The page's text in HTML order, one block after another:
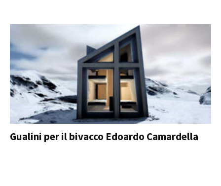
Gualini per il bivacco Edoardo Camardella